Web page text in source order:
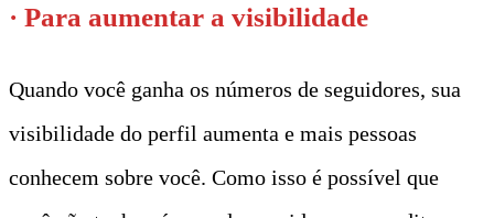
· Para aumentar a visibilidade
Quando você ganha os números de seguidores, sua
visibilidade do perfil aumenta e mais pessoas
conhecem sobre você. Como isso é possível que